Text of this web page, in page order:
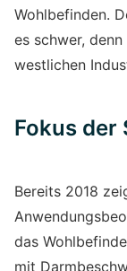
Wohlbefinden.
es schwer,
westlichen
Fokus der
Bereits 2018
das
mit